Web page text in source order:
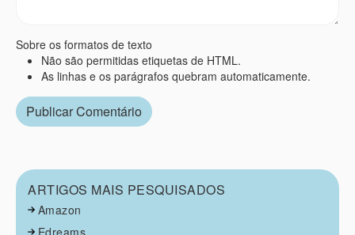
Sobre os formatos de texto
Não são permitidas etiquetas de HTML.
As linhas e os parágrafos quebram automaticamente.
ARTIGOS MAIS PESQUISADOS
Amazon